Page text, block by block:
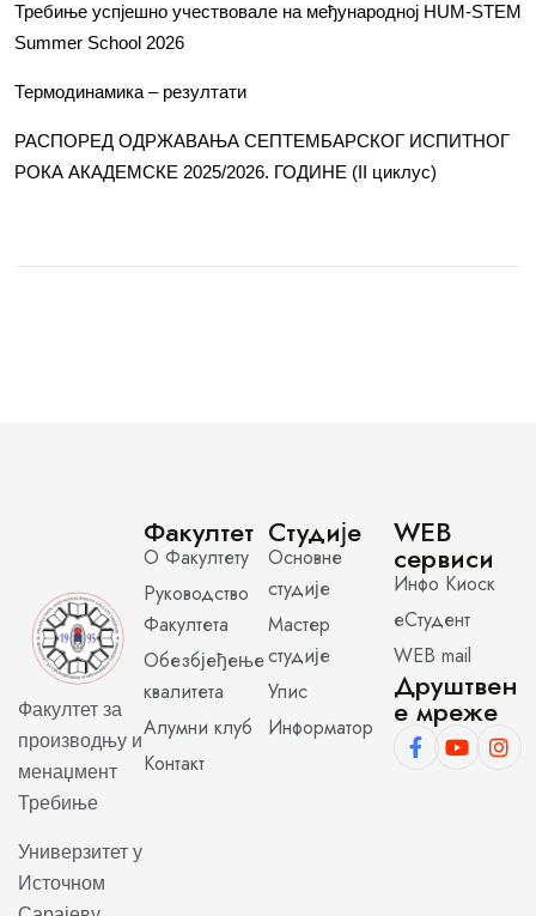
Требиње успјешно учествовале на међународној HUM-STEM
Summer School 2026
Термодинамика – резултати
РАСПОРЕД ОДРЖАВАЊА СЕПТЕМБАРСКОГ ИСПИТНОГ
РОКА АКАДЕМСКЕ 2025/2026. ГОДИНЕ (II циклус)
Факултет за
производњу и
менаџмент
Требиње
Универзитет у
Источном
Факултет
О Факултету
Руководство
Факултета
Обезбјеђење
квалитета
Алумни клуб
Контакт
Студије
Основне
студије
Мастер
студије
Упис
Информатор
WEB
сервиси
Инфо Киоск
еСтудент
WEB mail
Друштвен
е мреже